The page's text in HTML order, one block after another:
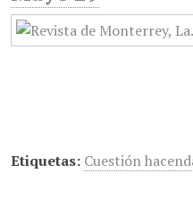
Etiquetas: Cuestión